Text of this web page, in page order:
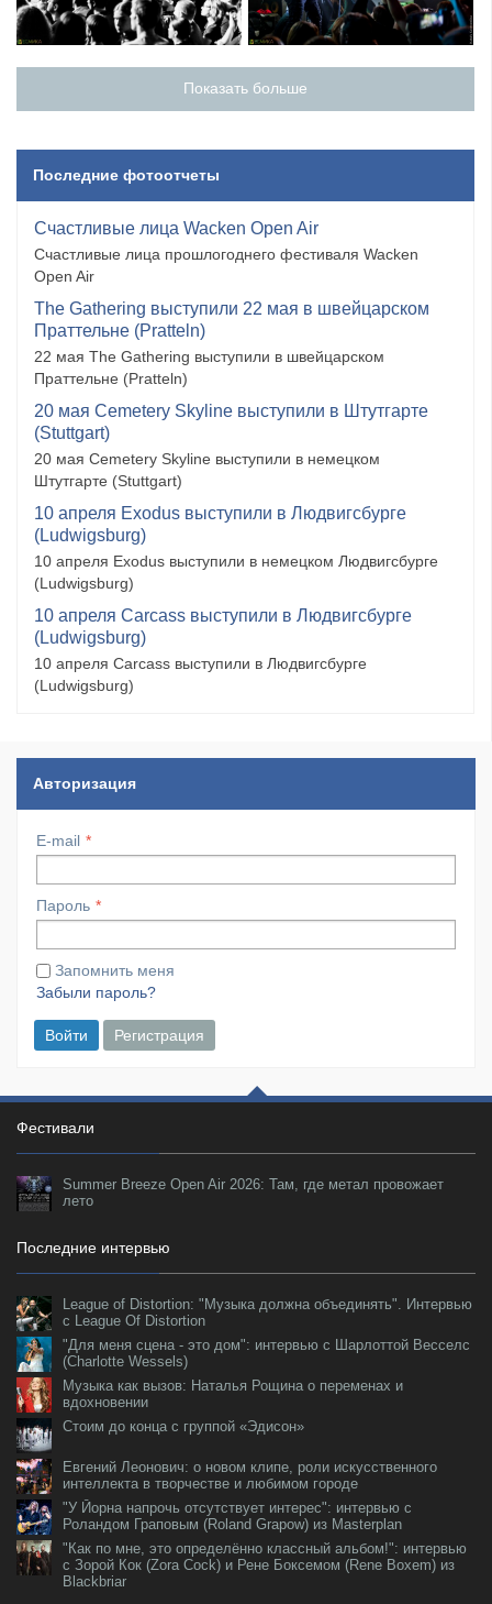
Показать больше
Последние фотоотчеты
Счастливые лица Wacken Open Air
Счастливые лица прошлогоднего фестиваля Wacken
Open Air
The Gathering выступили 22 мая в швейцарском
Праттельне (Pratteln)
22 мая The Gathering выступили в швейцарском
Праттельне (Pratteln)
20 мая Cemetery Skyline выступили в Штутгарте
(Stuttgart)
20 мая Cemetery Skyline выступили в немецком
Штутгарте (Stuttgart)
10 апреля Exodus выступили в Людвигсбурге
(Ludwigsburg)
10 апреля Exodus выступили в немецком Людвигсбурге
(Ludwigsburg)
10 апреля Carcass выступили в Людвигсбурге
(Ludwigsburg)
10 апреля Carcass выступили в Людвигсбурге
(Ludwigsburg)
Авторизация
E-mail
Пароль
Запомнить меня
Забыли пароль?
Войти Регистрация
Фестивали
Summer Breeze Open Air 2026: Там, где метал провожает
лето
Последние интервью
League of Distortion: "Музыка должна объединять". Интервью
с League Of Distortion
"Для меня сцена - это дом": интервью с Шарлоттой Весселс
(Charlotte Wessels)
Музыка как вызов: Наталья Рощина о переменах и
вдохновении
Стоим до конца с группой «Эдисон»
Евгений Леонович: о новом клипе, роли искусственного
интеллекта в творчестве и любимом городе
"У Йорна напрочь отсутствует интерес": интервью с
Роландом Граповым (Roland Grapow) из Masterplan
"Как по мне, это определённо классный альбом!": интервью
с Зорой Кок (Zora Cock) и Рене Боксемом (Rene Boxem) из
Blackbriar